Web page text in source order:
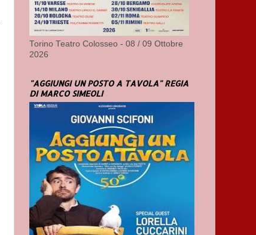
Torino Teatro Colosseo - 08 / 09 Ottobre
2026
"AGGIUNGI UN POSTO A TAVOLA" REGIA
DI MARCO SIMEOLI